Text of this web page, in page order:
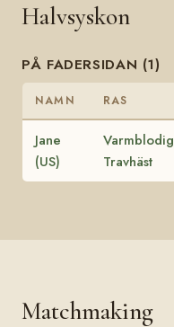
Halvsyskon
PÅ FADERSIDAN (1)
NAMN RAS
Jane
(US)
Varmblodig
Travhäst
Matchmaking